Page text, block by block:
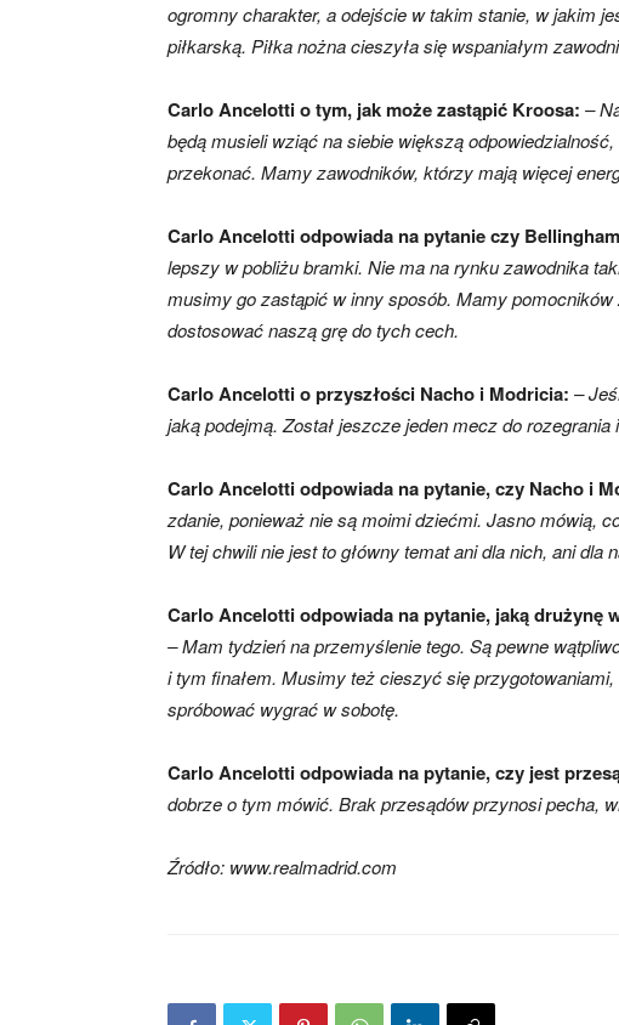
ogromny charakter, a odejście w takim stanie, w jakim
piłkarską. Piłka nożna cieszyła się wspaniałym
Carlo Ancelotti o tym, jak może zastąpić Kroosa: –
będą musieli wziąć na siebie większą
przekonać. Mamy zawodników, którzy mają więcej
Carlo Ancelotti odpowiada na pytanie czy
lepszy w pobliżu bramki. Nie ma na rynku zawodnika
musimy go zastąpić w inny sposób. Mamy
dostosować naszą grę do tych cech.
Carlo Ancelotti o przyszłości Nacho i Modricia: –
jaką podejmą. Został jeszcze jeden mecz do
Carlo Ancelotti odpowiada na pytanie, czy Nacho i
zdanie, ponieważ nie są moimi dziećmi. Jasno mówią,
W tej chwili nie jest to główny temat ani dla nich, ani dla
Carlo Ancelotti odpowiada na pytanie, jaką
– Mam tydzień na przemyślenie tego. Są pewne
i tym finałem. Musimy też cieszyć się
spróbować wygrać w sobotę.
Carlo Ancelotti odpowiada na pytanie, czy jest
dobrze o tym mówić. Brak przesądów przynosi pecha,
Źródło: www.realmadrid.com